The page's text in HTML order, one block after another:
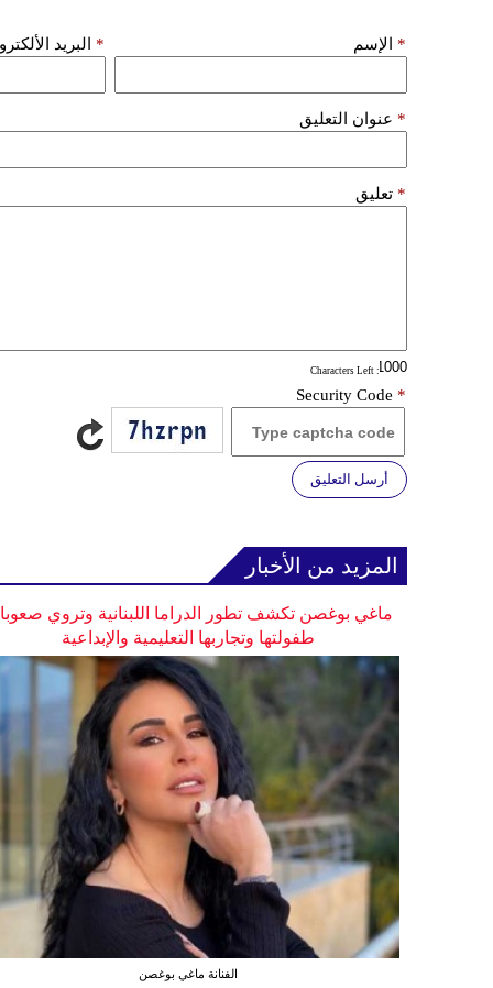
الإسم * البريد *
عنوان التعليق *
تعليق *
: Characters Left
Security Code *
أرسل التعليق
المزيد من الأخبار
ماغي بوغصن تكشف تطور الدراما اللبنانية وتروي
طفولتها وتجاربها التعليمية والإبداعية
الفنانة ماغي بوغصن